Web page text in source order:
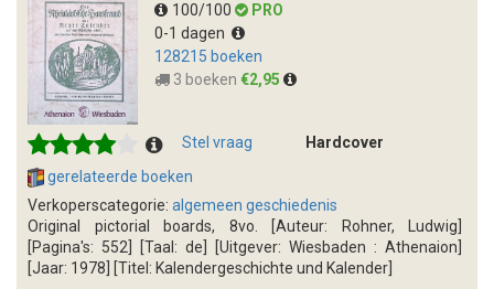
100/100
PRO
0-1 dagen
128215 boeken
3 boeken €2,95
Stel vraag
Hardcover
gerelateerde boeken
Verkoperscategorie: algemeen geschiedenis
Original pictorial boards, 8vo. [Auteur: Rohner, Ludwig]
[Pagina's: 552] [Taal: de] [Uitgever: Wiesbaden : Athenaion]
[Jaar: 1978] [Titel: Kalendergeschichte und Kalender]